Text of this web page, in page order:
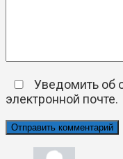
Уведомить об
электронной почте.